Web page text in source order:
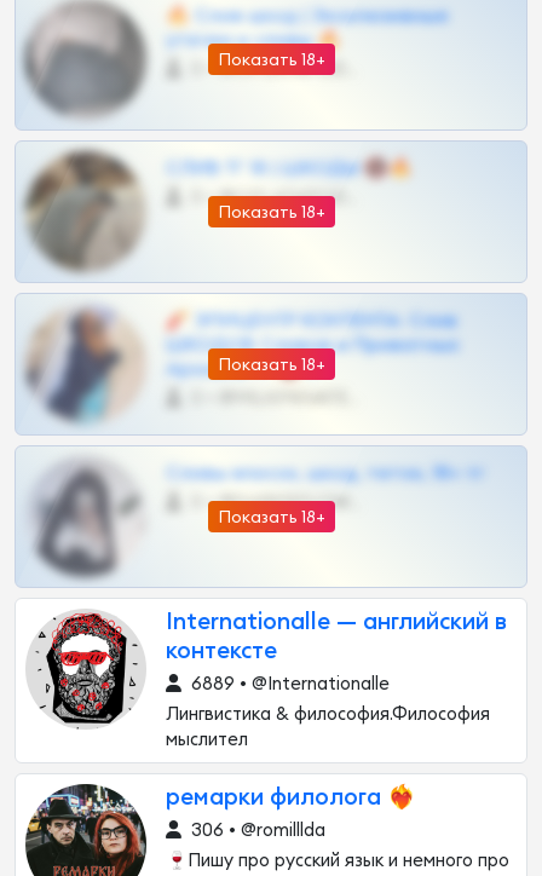
Показать 18+
🔥 Слив шкод | Эксклюзивные
утечки и сливы 🔥
0 •
Показать 18+
СЛИВ ТГ 18 | ШКОДЫ 🔞🔥
0 •
Показать 18+
🧨 ЭПИЦЕНТР КОНТЕНТА: Слив
ШКОДОВ Сливов и Приватных
Архивов ТГ 🔞💎
Показать 18+
Сливы вписок, шкод, теток, 18+ тг
0 •
Internationalle — английский в
контексте
6889 • @Internationalle
Лингвистика & философия.Философия
мыслител
ремарки филолога ❤️‍🔥
306 • @romilllda
🍷Пишу про русский язык и немного про